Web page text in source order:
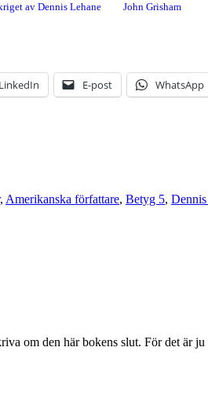
av Dennis Lehane
John Grisham
LinkedIn E-post WhatsApp
, Amerikanska författare, Betyg 5,
om den här bokens slut. För det är